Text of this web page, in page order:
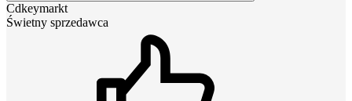
Cdkeymarkt
Świetny sprzedawca